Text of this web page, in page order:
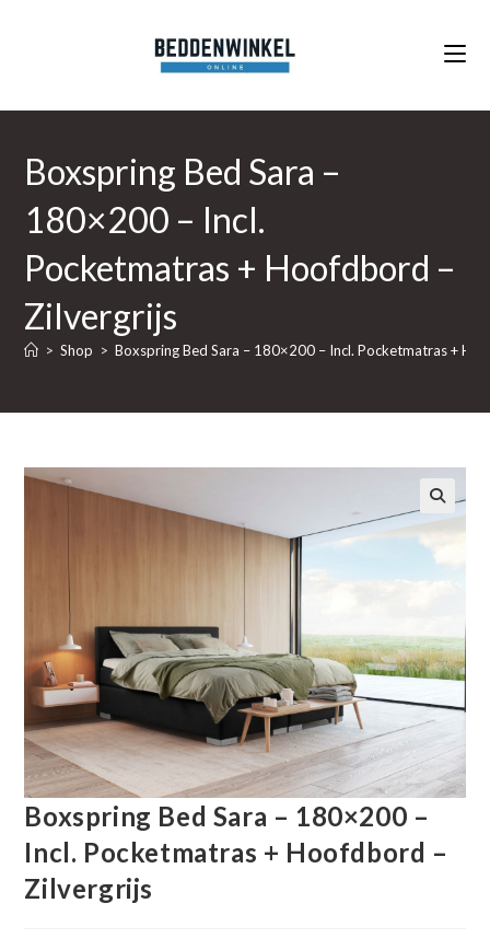
Boxspring Bed Sara –
180×200 – Incl.
Pocketmatras + Hoofdbord –
Zilvergrijs
> Shop > Boxspring Bed Sara – 180×200 – Incl. Pocketmatras +
🔍
Boxspring Bed Sara – 180×200 –
Incl. Pocketmatras + Hoofdbord –
Zilvergrijs